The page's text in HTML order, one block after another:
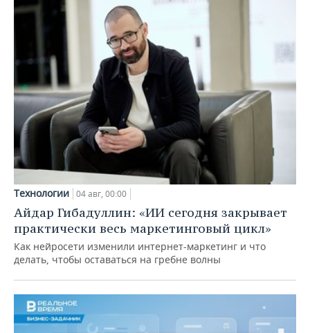
Технологии 04 авг, 00:00
Айдар Гибадуллин: «ИИ сегодня закрывает
практически весь маркетинговый цикл»
Как нейросети изменили интернет-маркетинг и что
делать, чтобы оставаться на гребне волны